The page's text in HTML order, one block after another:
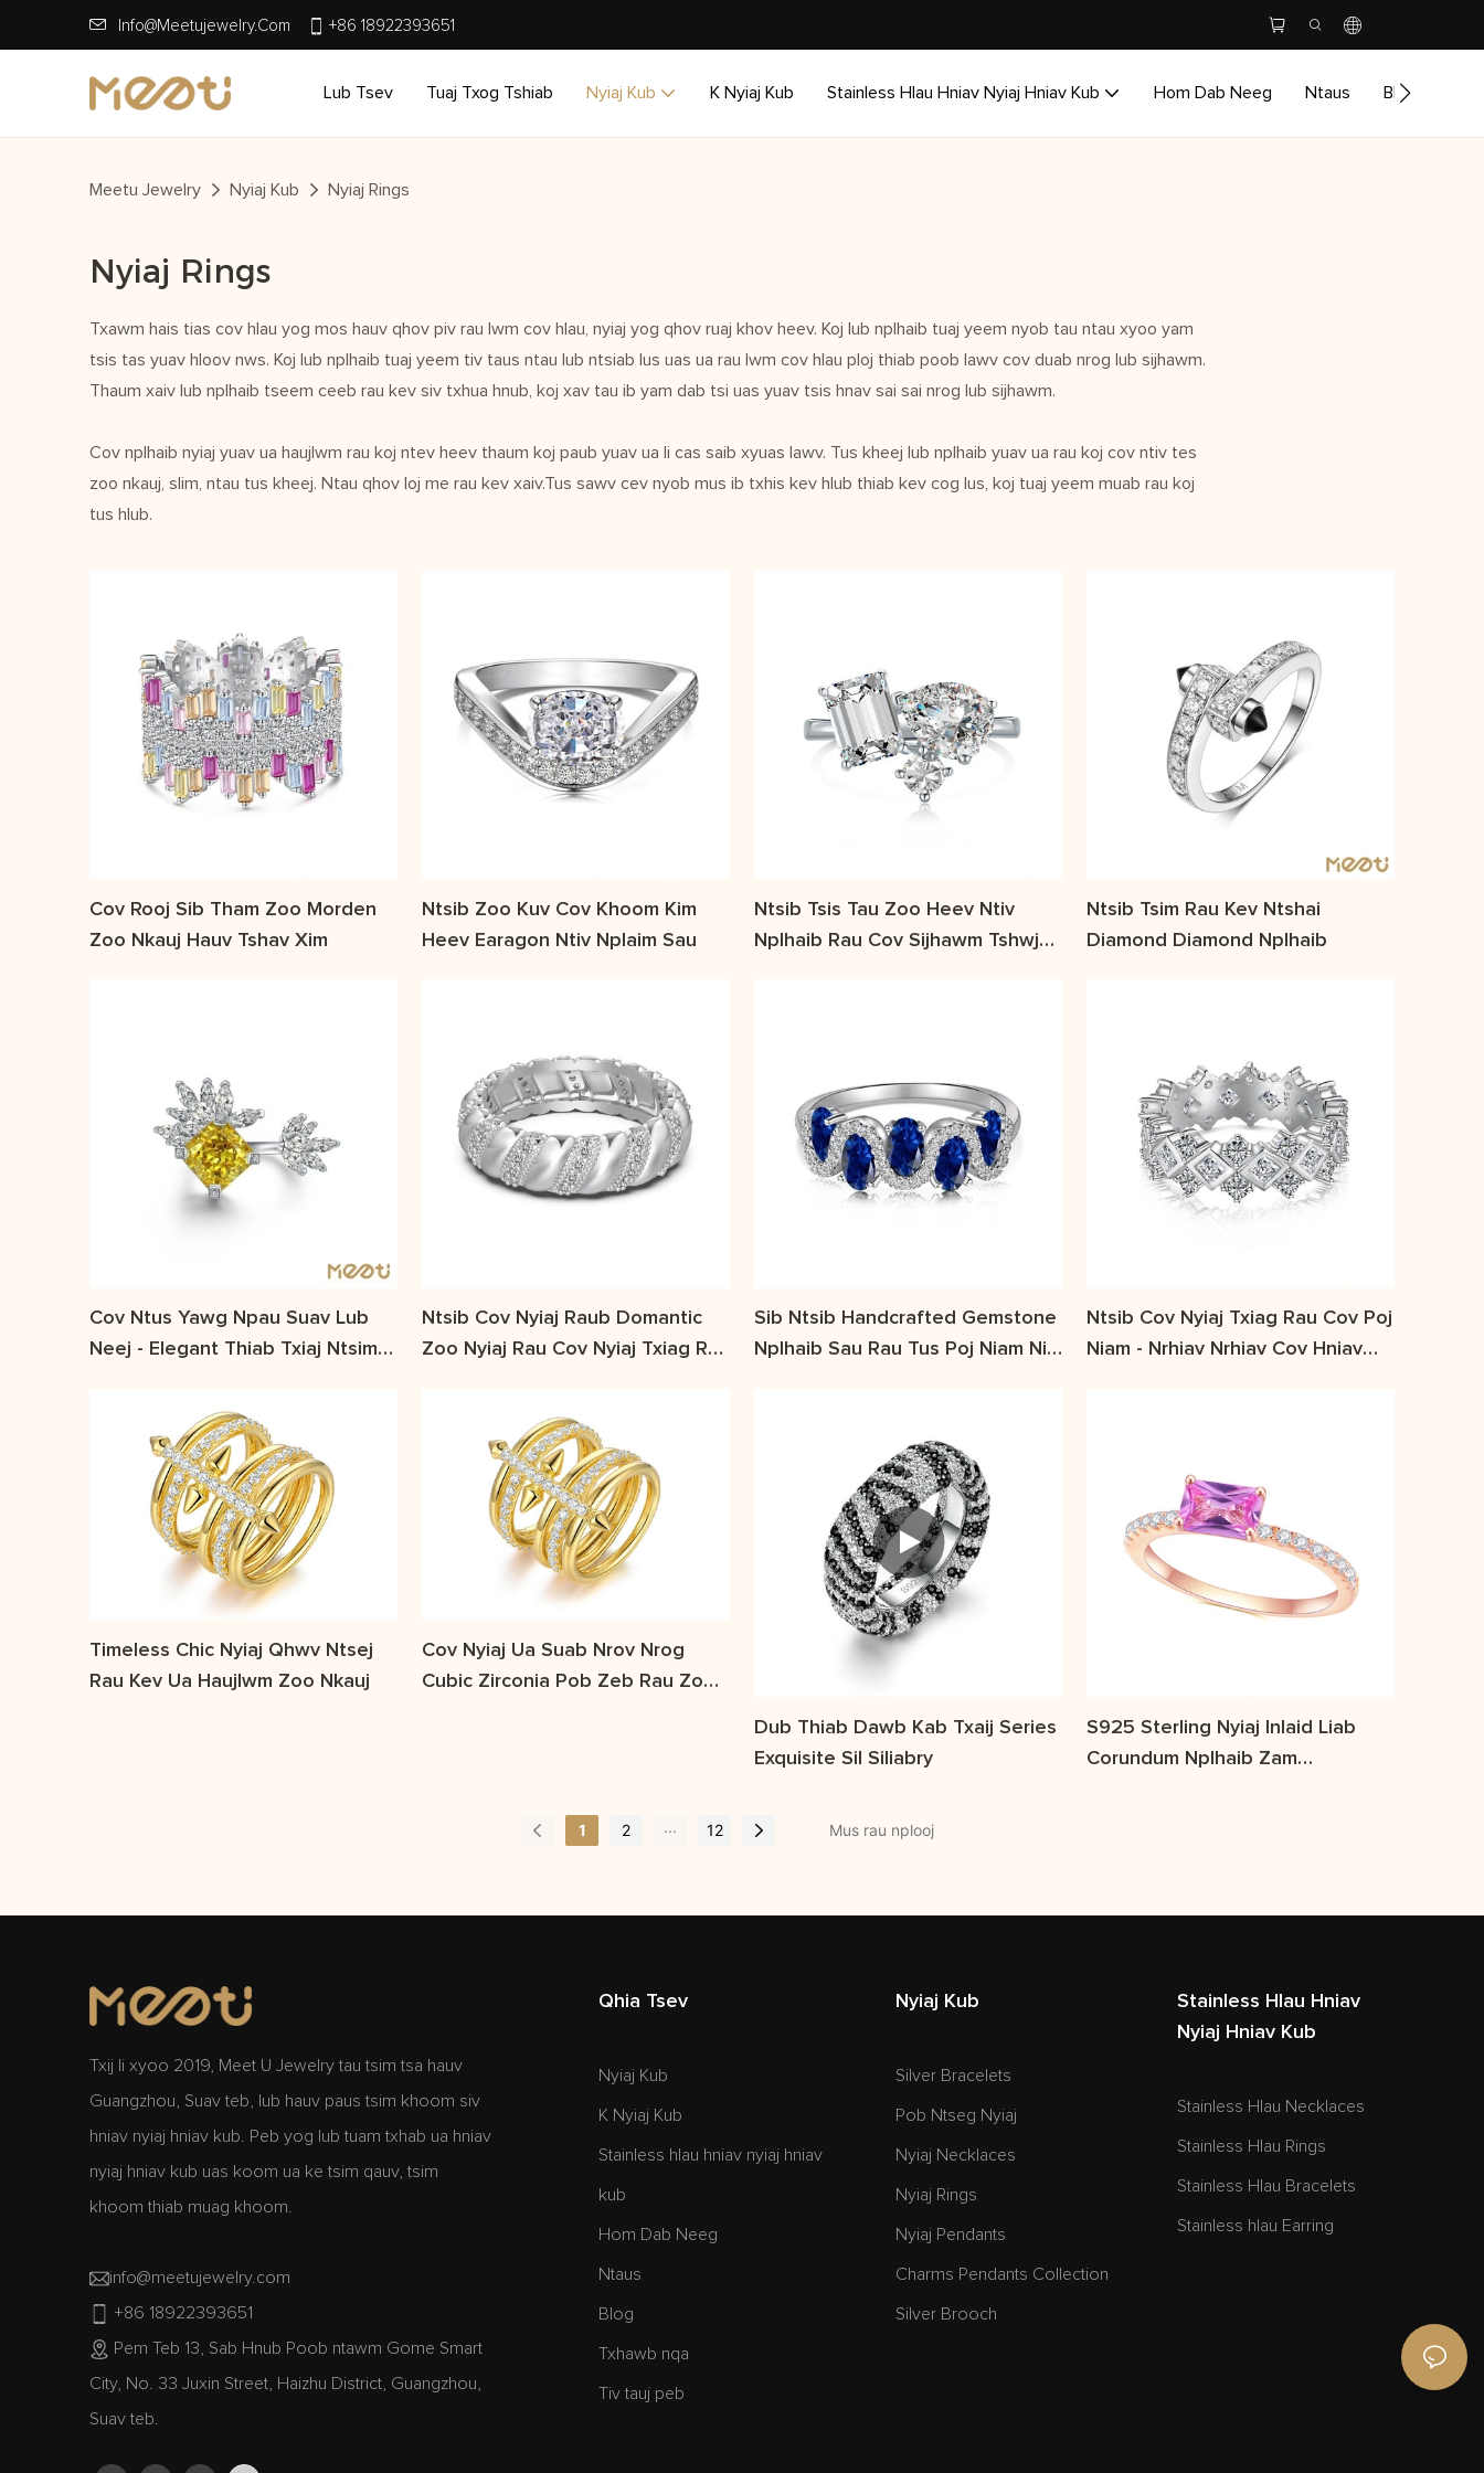
Info@meetujewelry.com +86 18922393651
Lub Tsev Tuaj Txog Tshiab Nyiaj Kub K Nyiaj Kub Stainless Hlau Hniav Nyiaj Hniav Kub Hom Dab Neeg Ntaus Blog
Meetu Jewelry Nyiaj Kub Nyiaj Rings
Nyiaj Rings
Txawm hais tias cov hlau yog mos hauv qhov piv rau lwm cov hlau, nyiaj yog qhov ruaj khov heev. Koj lub nplhaib tuaj yeem nyob tau ntau xyoo yam
tsis tas yuav hloov nws. Koj lub nplhaib tuaj yeem tiv taus ntau lub ntsiab lus uas ua rau lwm cov hlau ploj thiab poob lawv cov duab nrog lub sijhawm.
Thaum xaiv lub nplhaib tseem ceeb rau kev siv txhua hnub, koj xav tau ib yam dab tsi uas yuav tsis hnav sai sai nrog lub sijhawm.
Cov nplhaib nyiaj yuav ua haujlwm rau koj ntev heev thaum koj paub yuav ua li cas saib xyuas lawv. Tus kheej lub nplhaib yuav ua rau koj cov ntiv tes
zoo nkauj, slim, ntau tus kheej. Ntau qhov loj me rau kev xaiv.Tus sawv cev nyob mus ib txhis kev hlub thiab kev cog lus, koj tuaj yeem muab rau koj
tus hlub.
Cov Rooj Sib Tham Zoo Morden
Zoo Nkauj Hauv Tshav Xim
Ntsib Zoo Kuv Cov Khoom Kim
Heev Earagon Ntiv Nplaim Sau
Ntsib Tsis Tau Zoo Heev Ntiv
Nplhaib Rau Cov Sijhawm Tshwj
Ntsib Tsim Rau Kev Ntshai
Diamond Diamond Nplhaib
Cov Ntus Yawg Npau Suav Lub
Neej - Elegant Thiab Txiaj Ntsim
Ntsib Cov Nyiaj Raub Domantic
Zoo Nyiaj Rau Cov Nyiaj Txiag Rau
Sib Ntsib Handcrafted Gemstone
Nplhaib Sau Rau Tus Poj Niam Niaj
Ntsib Cov Nyiaj Txiag Rau Cov Poj
Niam - Nrhiav Nrhiav Cov Hniav
Timeless Chic Nyiaj Qhwv Ntsej
Rau Kev Ua Haujlwm Zoo Nkauj
Cov Nyiaj Ua Suab Nrov Nrog
Cubic Zirconia Pob Zeb Rau Zoo
Dub Thiab Dawb Kab Txaij Series
Exquisite Sil Siliabry
S925 Sterling Nyiaj Inlaid Liab
Corundum Nplhaib Zam
1 2 ... 12
Txij li xyoo 2019, Meet U Jewelry tau tsim tsa hauv
Guangzhou, Suav teb, lub hauv paus tsim khoom siv
hniav nyiaj hniav kub. Peb yog lub tuam txhab ua hniav
nyiaj hniav kub uas koom ua ke tsim qauv, tsim
khoom thiab muag khoom.
info@meetujewelry.com
+86 18922393651
Pem Teb 13, Sab Hnub Poob ntawm Gome Smart
City, No. 33 Juxin Street, Haizhu District, Guangzhou,
Suav teb.
Qhia Tsev
Nyiaj Kub
K Nyiaj Kub
Stainless hlau hniav nyiaj hniav
kub
Hom Dab Neeg
Ntaus
Blog
Txhawb nqa
Tiv tauj peb
Nyiaj Kub
Silver Bracelets
Pob Ntseg Nyiaj
Nyiaj Necklaces
Nyiaj Rings
Nyiaj Pendants
Charms Pendants Collection
Silver Brooch
Stainless Hlau Hniav
Nyiaj Hniav Kub
Stainless Hlau Necklaces
Stainless Hlau Rings
Stainless Hlau Bracelets
Stainless hlau Earring